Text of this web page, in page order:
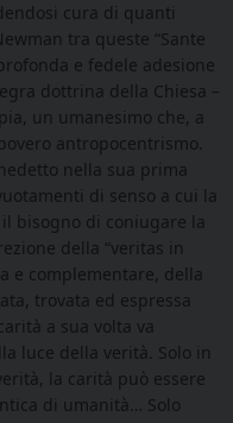
cura di quanti
tra queste “Sante
e fedele adesione
dottrina della Chiesa –
un umanesimo che, a
antropocentrismo.
nella sua prima
di senso a cui la
bisogno di coniugare la
della “veritas in
e complementare, della
trovata ed espressa
a sua volta va
luce della verità. Solo in
la carità può essere
di umanità… Solo